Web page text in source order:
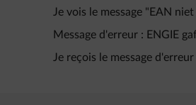
Je vois le message "EAN
Message d'erreur : ENGIE
Je reçois le message